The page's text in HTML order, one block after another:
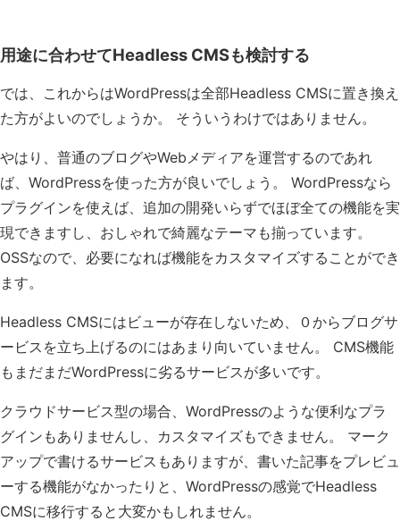
用途に合わせてHeadless CMSも検討する
では、これからはWordPressは全部Headless CMSに置き換え
た方がよいのでしょうか。 そういうわけではありません。
やはり、普通のブログやWebメディアを運営するのであれ
ば、WordPressを使った方が良いでしょう。 WordPressなら
プラグインを使えば、追加の開発いらずでほぼ全ての機能を実
現できますし、おしゃれで綺麗なテーマも揃っています。
OSSなので、必要になれば機能をカスタマイズすることができ
ます。
Headless CMSにはビューが存在しないため、０からブログサ
ービスを立ち上げるのにはあまり向いていません。 CMS機能
もまだまだWordPressに劣るサービスが多いです。
クラウドサービス型の場合、WordPressのような便利なプラ
グインもありませんし、カスタマイズもできません。 マーク
アップで書けるサービスもありますが、書いた記事をプレビュ
ーする機能がなかったりと、WordPressの感覚でHeadless
CMSに移行すると大変かもしれません。